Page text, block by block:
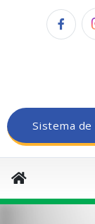
Sistema